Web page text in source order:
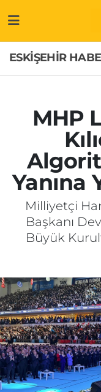
ESKİŞEHİR
MHP
Yanına
Milliyetçi
Başkanı
Büyük
GÜNDEM
ASAYİŞ
SİYASET
EKONOMİ
SAĞLIK
EĞİTİM
MAGAZİN
Hakkımızda
İletişim
Künye
Odunpazarı
Süper Lig
Tüm
Son Dakika
Haber Arşivi